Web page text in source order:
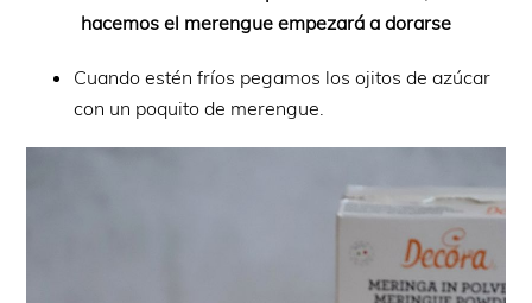
hacemos el merengue empezará a dorarse
Cuando estén fríos pegamos los ojitos de azúcar
con un poquito de merengue.